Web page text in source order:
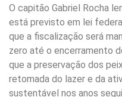
O capitão Gabriel Rocha
está previsto em lei
que a fiscalização será
zero até o encerramento
que a preservação dos
retomada do lazer e da
sustentável nos anos